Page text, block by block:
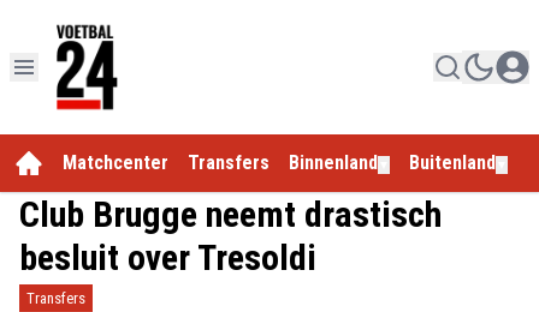
Matchcenter Transfers Binnenland Buitenland
Club Brugge neemt drastisch
besluit over Tresoldi
Transfers